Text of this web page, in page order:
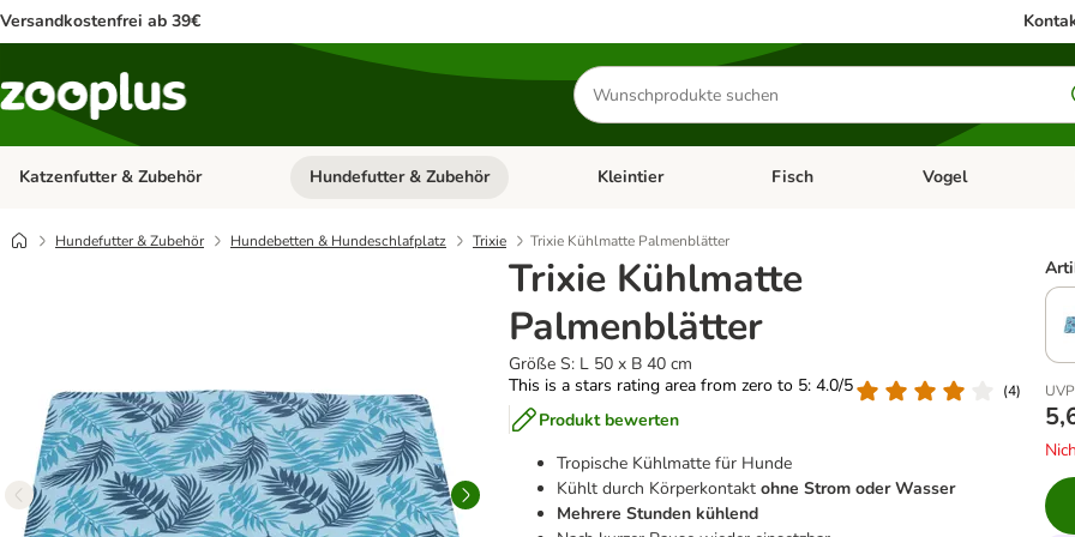
Versandkostenfrei ab 39€
Produkte
suchen
Katzenfutter & Zubehör Kategorie-Menü öffnen: Katzenfutter & Zubehör
Hundefutter & Zubehör Kategorie-Menü öffnen: Hundefutter & Zubehör
Kleintier Kategorie-Menü öffnen: Kleintier
Fisch Kategorie-Menü
Vogel
Hundefutter & Zubehör Hundebetten & Hundeschlafplatz Trixie Trixie Kühlmatte Palmenblätter
Trixie Kühlmatte
Palmenblätter
Größe S: L 50 x B 40 cm
This is a stars rating area from zero to 5: 4.0/5
(4)
Produkt bewerten
Tropische Kühlmatte für Hunde
Kühlt durch Körperkontaktohne Strom oder Wasser
Mehrere Stunden kühlend